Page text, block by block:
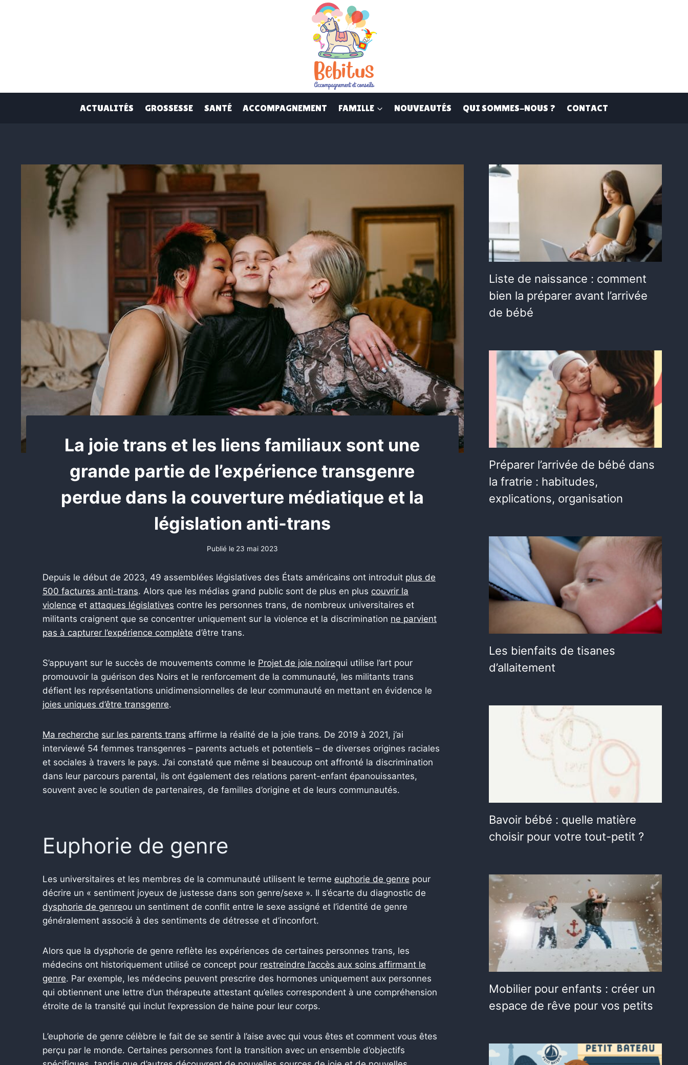
ACTUALITÉS GROSSESSE SANTÉ ACCOMPAGNEMENT FAMILLE NOUVEAUTÉS QUI SOMMES-NOUS ? CONTACT
La joie trans et les liens familiaux sont une
grande partie de l’expérience transgenre
perdue dans la couverture médiatique et la
législation anti-trans
Publié le 23 mai 2023
Depuis le début de 2023, 49 assemblées législatives des États américains ont introduit plus de
500 factures anti-trans. Alors que les médias grand public sont de plus en plus couvrir la
violence et attaques législatives contre les personnes trans, de nombreux universitaires et
militants craignent que se concentrer uniquement sur la violence et la discrimination ne parvient
pas à capturer l’expérience complète d’être trans.
S’appuyant sur le succès de mouvements comme le Projet de joie noirequi utilise l’art pour
promouvoir la guérison des Noirs et le renforcement de la communauté, les militants trans
défient les représentations unidimensionnelles de leur communauté en mettant en évidence le
joies uniques d’être transgenre.
Ma recherche sur les parents trans affirme la réalité de la joie trans. De 2019 à 2021, j’ai
interviewé 54 femmes transgenres – parents actuels et potentiels – de diverses origines raciales
et sociales à travers le pays. J’ai constaté que même si beaucoup ont affronté la discrimination
dans leur parcours parental, ils ont également des relations parent-enfant épanouissantes,
souvent avec le soutien de partenaires, de familles d’origine et de leurs communautés.
Euphorie de genre
Les universitaires et les membres de la communauté utilisent le terme euphorie de genre pour
décrire un « sentiment joyeux de justesse dans son genre/sexe ». Il s’écarte du diagnostic de
dysphorie de genreou un sentiment de conflit entre le sexe assigné et l’identité de genre
généralement associé à des sentiments de détresse et d’inconfort.
Alors que la dysphorie de genre reflète les expériences de certaines personnes trans, les
médecins ont historiquement utilisé ce concept pour restreindre l’accès aux soins affirmant le
genre. Par exemple, les médecins peuvent prescrire des hormones uniquement aux personnes
qui obtiennent une lettre d’un thérapeute attestant qu’elles correspondent à une compréhension
étroite de la transité qui inclut l’expression de haine pour leur corps.
L’euphorie de genre célèbre le fait de se sentir à l’aise avec qui vous êtes et comment vous êtes
perçu par le monde. Certaines personnes font la transition avec un ensemble d’objectifs
Liste de naissance : comment
bien la préparer avant l’arrivée
de bébé
Préparer l’arrivée de bébé dans
la fratrie : habitudes,
explications, organisation
Les bienfaits de tisanes
d’allaitement
Bavoir bébé : quelle matière
choisir pour votre tout-petit ?
Mobilier pour enfants : créer un
espace de rêve pour vos petits